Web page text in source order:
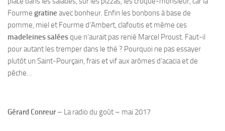
Fourme gratine avec bonheur. Enfin les bonbons à base de
pomme, miel et Fourme d’Ambert, clafoutis et même ces
madeleines saléesque n’aurait pas renié Marcel Proust. Faut-il
pour autant les tremper dans le thé ? Pourquoi ne pas essayer
plutôt un Saint-Pourçain, frais et vif aux arômes d’acacia et de
pêche…
Gérard Conreur– La radio du goût – mai 2017